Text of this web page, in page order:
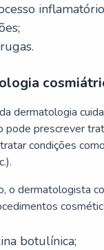
dermatologia
pode prescrever
condições
o dermatologista
botulínica;